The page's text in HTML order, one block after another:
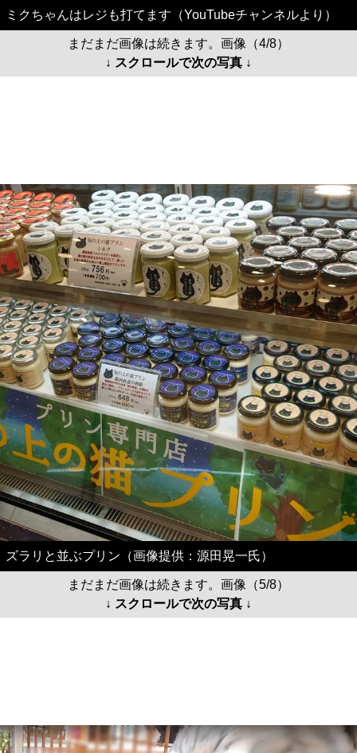
ミクちゃんはレジも打てます（YouTubeチャンネルより）
まだまだ画像は続きます。画像（4/8）
↓ スクロールで次の写真 ↓
ズラリと並ぶプリン（画像提供：源田晃一氏）
まだまだ画像は続きます。画像（5/8）
↓ スクロールで次の写真 ↓